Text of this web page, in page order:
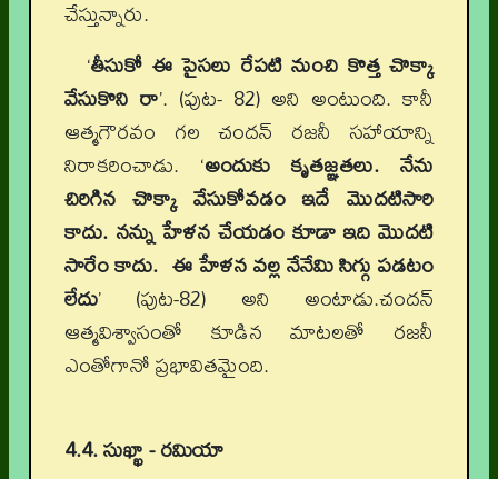
చేస్తున్నారు.
‘తీసుకో ఈ పైసలు రేపటి నుంచి కొత్త చొక్కా
వేసుకొని రా’. (పుట- 82) అని అంటుంది. కానీ
ఆత్మగౌరవం గల చందన్ రజనీ సహాయాన్ని
నిరాకరించాడు. ‘అందుకు కృతజ్ఞతలు. నేను
చిరిగిన చొక్కా వేసుకోవడం ఇదే మొదటిసారి
కాదు. నన్ను హేళన చేయడం కూడా ఇది మొదటి
సారేం కాదు. ఈ హేళన వల్ల నేనేమి సిగ్గు పడటం
లేదు’ (పుట-82) అని అంటాడు.చందన్
ఆత్మవిశ్వాసంతో కూడిన మాటలతో రజనీ
ఎంతోగానో ప్రభావితమైంది.
4.4. సుఖ్ఖా - రమియా